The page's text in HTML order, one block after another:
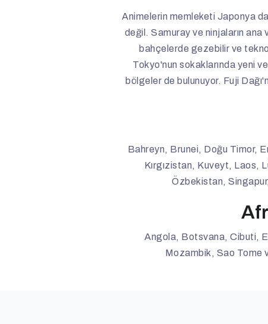
Animelerin memleketi Japonya
değil. Samuray ve ninjaların ana
bahçelerde gezebilir ve
Tokyo'nun sokaklarında yeni
bölgeler de bulunuyor. Fuji
Bahreyn, Brunei, Doğu Timor,
Kırgızistan, Kuveyt, Laos,
Özbekistan,
Angola, Botsvana, Cibuti,
Mozambik, Sao Tome